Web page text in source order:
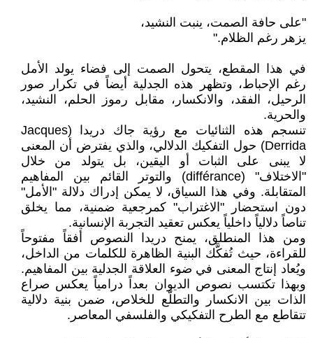
"على حافة الصمت، ينبت النشيد،
يزهر رغم الظلام."
في هذا المقطع، يتحول الصمت إلى فضاء يولد الأمل
رغم الإحباط، وتظهر هذه الجدلية أيضاً في تكرار صور
الرحيل، الفقد، والانكسار، مقابل رموز الحلم، النشيد،
والحرية.
تنسجم هذه الثنائيات مع رؤية جاك دريدا (Jacques
Derrida) حول التفكيك الدلالي، والذي يفترض أن المعنى
لا يبنى على الثبات أو اليقين، بل يتولد من خلال
"الاختلاف" (différance) والتوتر القائم بين المفاهيم
المتقابلة. وفي هذا السياق، لا يمكن إدراك دلالة "الأمل"
دون استحضار "الاغتراب" كمرجعية ضمنية، مما يخلق
تناصاً دلالياً داخلياً يعكس تعقيد التجربة الإنسانية.
ومن هذا المنطلق، يمنح دريدا النصوص أفقاً مفتوحاً
للقراءة، حيث تُفكَّك البنية الظاهرة للكلمات من الداخل،
ويُعاد إنتاج المعنى في ضوء العلاقة الجدلية بين المفاهيم.
وبهذا تكتسب نصوص الديوان بعداً درامياً يعكس صراع
الذات بين الانكسار والتطلّع للخلاص، ضمن بنية دلالية
تتقاطع مع الطرح التفكيكي والفلسفي المعاصر.